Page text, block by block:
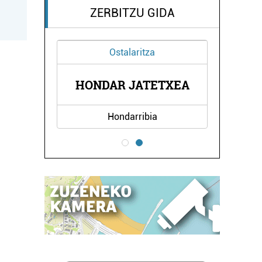
ZERBITZU GIDA
Ostalaritza
HONDAR JATETXEA
Hondarribia